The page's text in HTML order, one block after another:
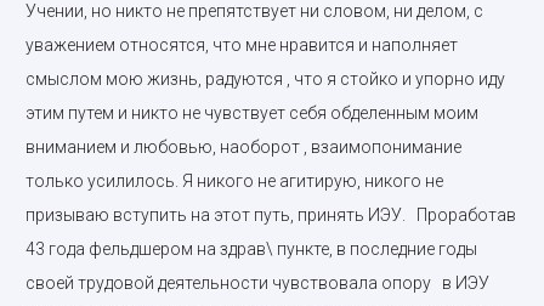
Учении, но никто не препятствует ни словом, ни делом, с
уважением относятся, что мне нравится и наполняет
смыслом мою жизнь, радуются , что я стойко и упорно иду
этим путем и никто не чувствует себя обделенным моим
вниманием и любовью, наоборот , взаимопонимание
только усилилось. Я никого не агитирую, никого не
призываю вступить на этот путь, принять ИЭУ. Проработав
43 года фельдшером на здрав\ пункте, в последние годы
своей трудовой деятельности чувствовала опору в ИЭУ